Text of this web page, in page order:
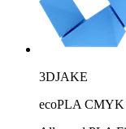
3DJAKE
ecoPLA CMYK